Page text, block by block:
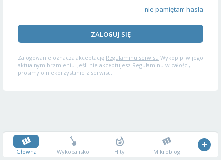
nie pamiętam hasła
ZALOGUJ SIĘ
Zalogowanie oznacza akceptację Regulaminu serwisu Wykop.pl w jego
aktualnym brzmieniu. Jeśli nie akceptujesz Regulaminu w całości,
prosimy o niekorzystanie z serwisu.
Główna Wykopalisko Hity Mikroblog